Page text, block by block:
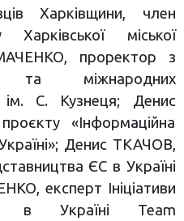
Харківщини, член
Харківської міської
проректор з
та міжнародних
ім. С. Кузнеця; Денис
«Інформаційна
Денис ТКАЧОВ,
ЄС в Україні
експерт Ініціативи
в Україні Team